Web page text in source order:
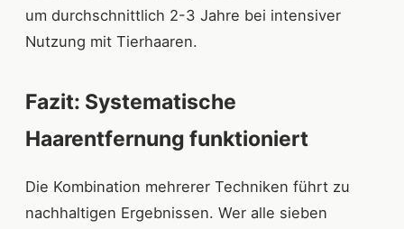
um durchschnittlich 2-3 Jahre bei intensiver
Nutzung mit Tierhaaren.
Fazit: Systematische
Haarentfernung funktioniert
Die Kombination mehrerer Techniken führt zu
nachhaltigen Ergebnissen. Wer alle sieben